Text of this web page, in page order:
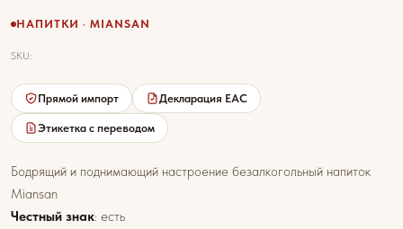
НАПИТКИ · MIANSAN
SKU:
Прямой импорт Декларация EAC
Этикетка с переводом
Бодрящий и поднимающий настроение безалкогольный напиток
Miansan
Честный знак: есть